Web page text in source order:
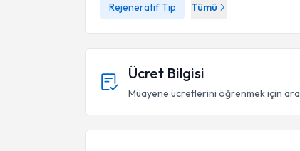
Rejeneratif Tıp
Tümü
Ücret Bilgisi
Muayene ücretlerini öğrenmek için ara